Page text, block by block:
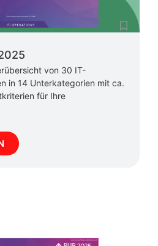
von 30 IT-
in 14 Unterkategorien mit ca.
für Ihre